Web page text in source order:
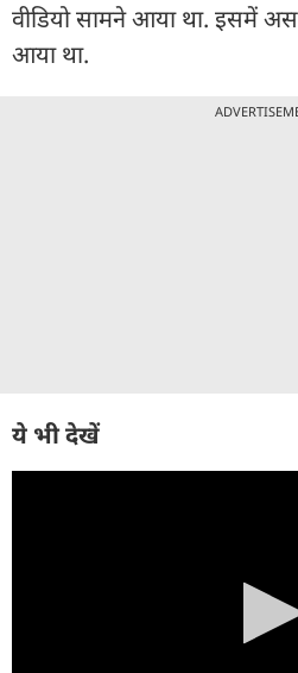
वीडियो सामने आया था. इसमें
आया था.
ये भी देखें